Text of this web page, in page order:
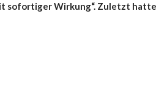
sofortiger Wirkung“. Zuletzt